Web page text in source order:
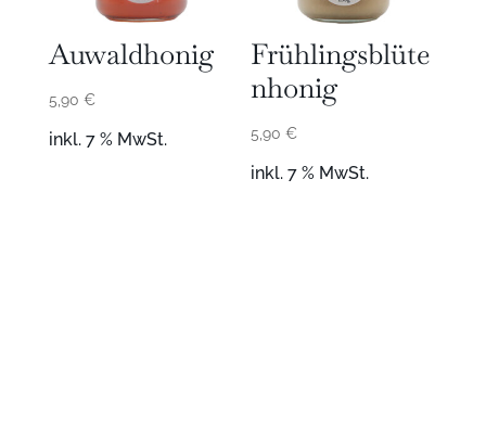
Auwaldhonig
5,90 €
inkl. 7 % MwSt.
Frühlingsblüte
nhonig
5,90€
inkl. 7 % MwSt.